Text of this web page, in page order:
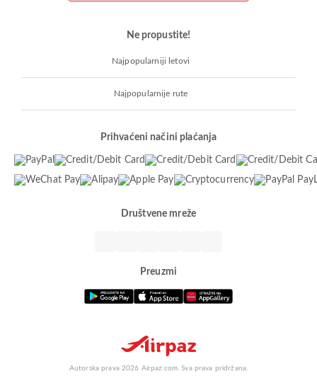
Ne propustite!
Najpopularniji letovi
Najpopularnije rute
Prihvaćeni načini plaćanja
Društvene mreže
Preuzmi
Autorska prava 2026 Airpaz.com. Sva prava pridržana.